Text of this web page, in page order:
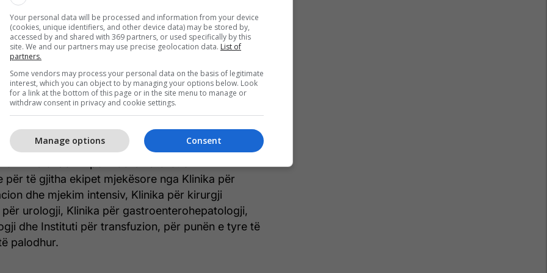
akt human, pas humbjes së një anëtari të
ministri i Shëndetësisë, Azir Aliu.
për transplantim, prof. dr. Biljana
mirënjohje të madhe për familjen, pa pëlqimin
ishte e mundur të realizoheshin këto
çdo transplantimi qëndron një histori njerëzore.
histori për guxim dhe dhurim jete. Ky është akti
që një shoqëri mund të ketë.
falënderim për koordinatorët e
për të gjitha ekipet mjekësore nga Klinika për
dhe mjekim intensiv, Klinika për kirurgji
urologji, Klinika për gastroenterohepatologji,
dhe Instituti për transfuzion, për punën e tyre të
palodhur.
Your personal data will be processed and information from your device
(cookies, unique identifiers, and other device data) may be stored by,
accessed by and shared with 369 partners, or used specifically by this
site. We and our partners may use precise geolocation data. List of
partners.
Some vendors may process your personal data on the basis of legitimate
interest, which you can object to by managing your options below. Look
for a link at the bottom of this page or in the site menu to manage or
withdraw consent in privacy and cookie settings.
Consent
Manage options